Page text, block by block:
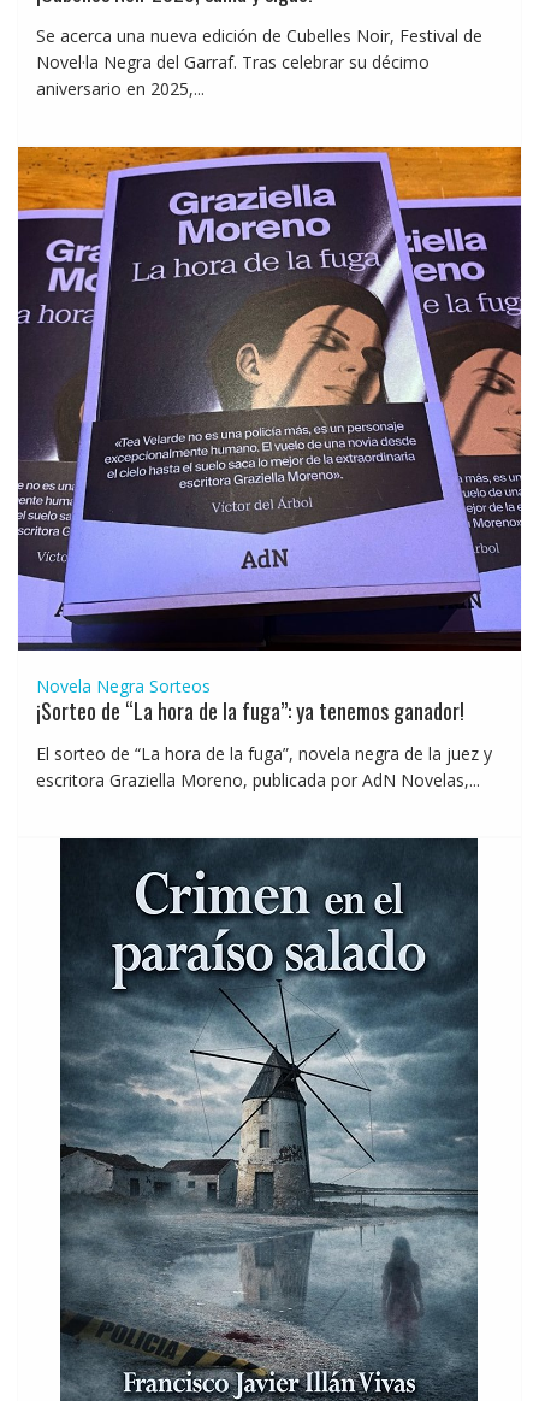
Se acerca una nueva edición de Cubelles Noir, Festival de
Novel·la Negra del Garraf. Tras celebrar su décimo
aniversario en 2025,...
Novela Negra Sorteos
¡Sorteo de “La hora de la fuga”: ya tenemos ganador!
El sorteo de “La hora de la fuga”, novela negra de la juez y
escritora Graziella Moreno, publicada por AdN Novelas,...